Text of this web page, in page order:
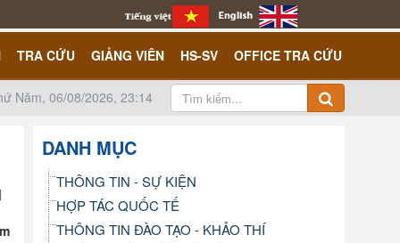
TRA CỨU GIẢNG VIÊN HS-SV OFFICE TRA CỨU
Năm, 06/08/2026, 23:14
DANH MỤC
THÔNG TIN - SỰ KIỆN
HỢP TÁC QUỐC TẾ
THÔNG TIN ĐÀO TẠO - KHẢO THÍ